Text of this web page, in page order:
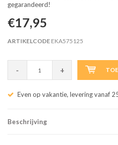
gegarandeerd!
€17,95
ARTIKELCODE EKA575125
- +
Even op vakantie, levering vanaf
Beschrijving